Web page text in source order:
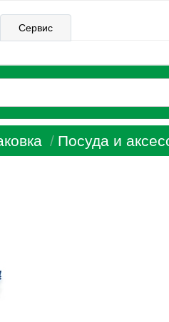
Сервис
Посуда и